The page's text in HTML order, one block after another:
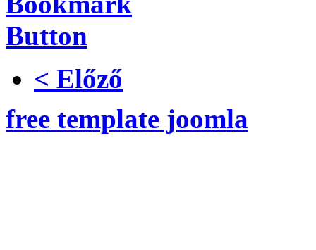
< Előző
free template joomla